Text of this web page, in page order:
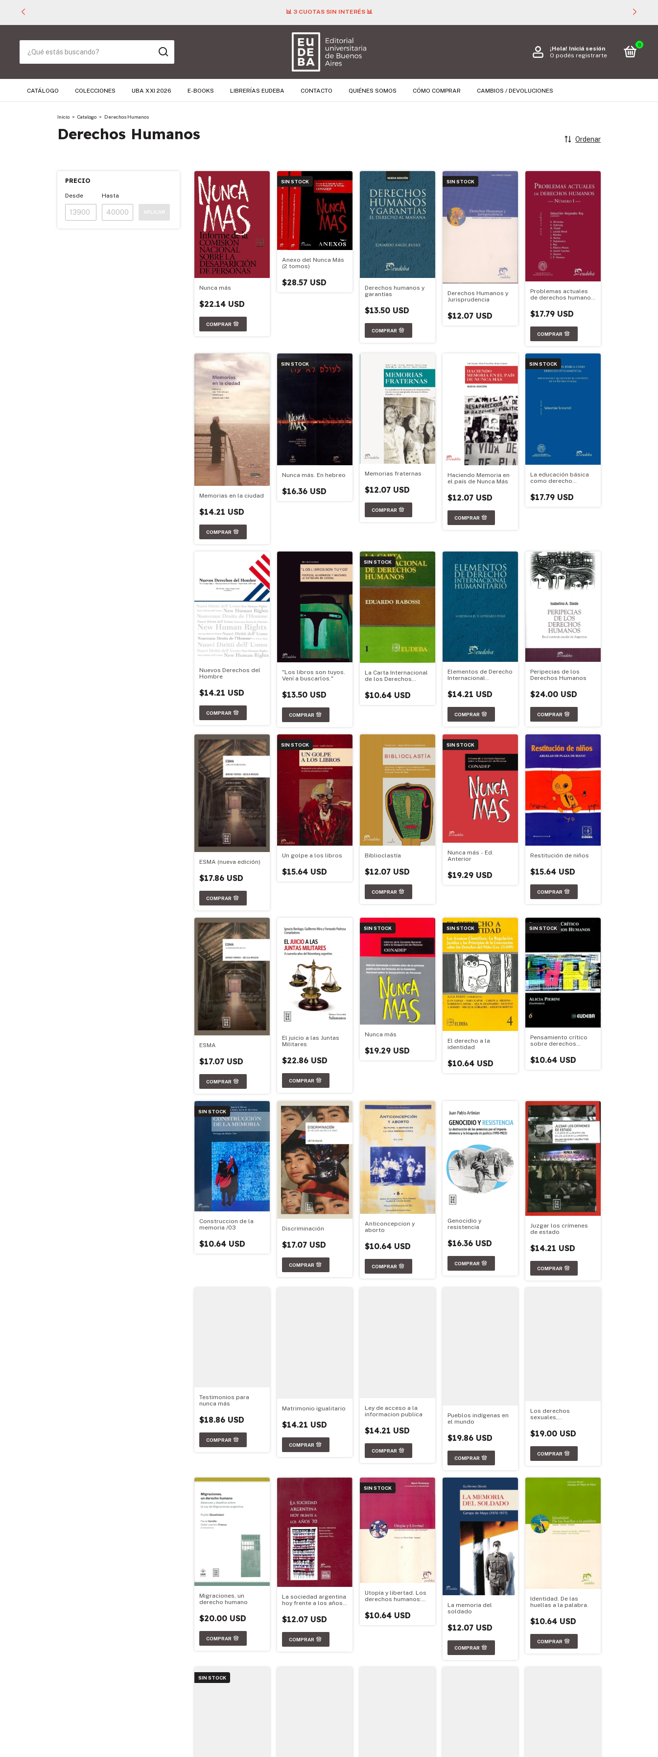
📊 3 CUOTAS SIN INTERÉS 📊
¡Hola! Iniciá sesión
O podés registrarte
0
CATÁLOGO COLECCIONES UBA XXI 2026 E-BOOKS LIBRERÍAS EUDEBA CONTACTO QUIÉNES SOMOS CÓMO COMPRAR CAMBIOS / DEVOLUCIONES
Inicio > Catalogo > Derechos Humanos
Derechos Humanos Ordenar
PRECIO
Desde Hasta
APLICAR
Nunca más
$22.14 USD
SIN STOCK
Anexo del Nunca Más
(2 tomos)
$28.57 USD
Derechos humanos y
garantías
$13.50 USD
SIN STOCK
Derechos Humanos y
Jurisprudencia
$12.07 USD
Problemas actuales
de derechos humanos.
$17.79 USD
Memorias en la ciudad
$14.21 USD
SIN STOCK
Nunca más. En hebreo
$16.36 USD
Memorias fraternas
$12.07 USD
Haciendo Memoria en
el país de Nunca Más
$12.07 USD
SIN STOCK
La educación básica
como derecho
$17.79 USD
Nuevos Derechos del
Hombre
$14.21 USD
"Los libros son tuyos.
Vení a buscarlos."
$13.50 USD
SIN STOCK
La Carta Internacional
de los Derechos
$10.64 USD
Elementos de Derecho
Internacional
$14.21 USD
Peripecias de los
Derechos Humanos
$24.00 USD
ESMA (nueva edición)
$17.86 USD
SIN STOCK
Un golpe a los libros
$15.64 USD
Biblioclastía
$12.07 USD
SIN STOCK
Nunca más - Ed.
Anterior
$19.29 USD
Restitución de niños
$15.64 USD
ESMA
$17.07 USD
El juicio a las Juntas
Militares
$22.86 USD
SIN STOCK
Nunca más
$19.29 USD
SIN STOCK
El derecho a la
identidad
$10.64 USD
SIN STOCK
Pensamiento crítico
sobre derechos
$10.64 USD
SIN STOCK
Construccion de la
memoria /03
$10.64 USD
Discriminación
$17.07 USD
Anticoncepcion y
aborto
$10.64 USD
Genocidio y
resistencia
$16.36 USD
Juzgar los crímenes
de estado
$14.21 USD
Testimonios para
nunca más
$18.86 USD
Matrimonio igualitario
$14.21 USD
Ley de acceso a la
informacion publica
$14.21 USD
Pueblos indígenas en
el mundo
$19.86 USD
Los derechos
sexuales,
reproductivos,
incluido el derecho al
$19.00 USD
Migraciones, un
derecho humano
$20.00 USD
La sociedad argentina
hoy frente a los años
$12.07 USD
SIN STOCK
Utopía y libertad. Los
derechos humanos:
$10.64 USD
La memoria del
soldado
$12.07 USD
Identidad. De las
huellas a la palabra.
$10.64 USD
SIN STOCK